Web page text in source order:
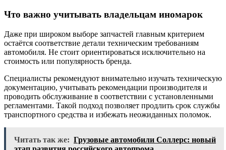
Что важно учитывать владельцам иномарок
Даже при широком выборе запчастей главным критерием
остаётся соответствие детали техническим требованиям
автомобиля. Не стоит ориентироваться исключительно на
стоимость или популярность бренда.
Специалисты рекомендуют внимательно изучать техническую
документацию, учитывать рекомендации производителя и
проводить обслуживание в соответствии с установленными
регламентами. Такой подход позволяет продлить срок службы
транспортного средства и избежать неожиданных поломок.
Читать так же: Грузовые автомобили Соллерс: новый